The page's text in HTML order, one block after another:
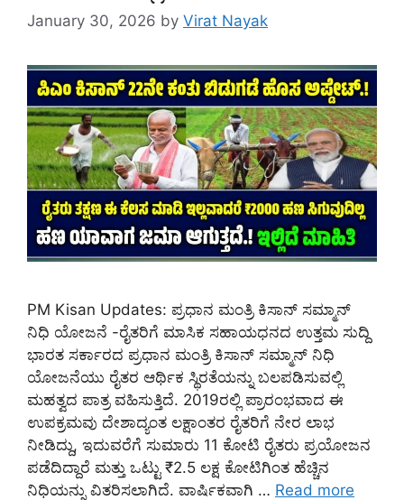
January 30, 2026 by Virat Nayak
PM Kisan Updates: ಪ್ರಧಾನ ಮಂತ್ರಿ ಕಿಸಾನ್ ಸಮ್ಮಾನ್
ನಿಧಿ ಯೋಜನೆ -ರೈತರಿಗೆ ಮಾಸಿಕ ಸಹಾಯಧನದ ಉತ್ತಮ ಸುದ್ದಿ
ಭಾರತ ಸರ್ಕಾರದ ಪ್ರಧಾನ ಮಂತ್ರಿ ಕಿಸಾನ್ ಸಮ್ಮಾನ್ ನಿಧಿ
ಯೋಜನೆಯು ರೈತರ ಆರ್ಥಿಕ ಸ್ಥಿರತೆಯನ್ನು ಬಲಪಡಿಸುವಲ್ಲಿ
ಮಹತ್ವದ ಪಾತ್ರ ವಹಿಸುತ್ತಿದೆ. 2019ರಲ್ಲಿ ಪ್ರಾರಂಭವಾದ ಈ
ಉಪಕ್ರಮವು ದೇಶಾದ್ಯಂತ ಲಕ್ಷಾಂತರ ರೈತರಿಗೆ ನೇರ ಲಾಭ
ನೀಡಿದ್ದು, ಇದುವರೆಗೆ ಸುಮಾರು 11 ಕೋಟಿ ರೈತರು ಪ್ರಯೋಜನ
ಪಡೆದಿದ್ದಾರೆ ಮತ್ತು ಒಟ್ಟು ₹2.5 ಲಕ್ಷ ಕೋಟಿಗಿಂತ ಹೆಚ್ಚಿನ
ನಿಧಿಯನ್ನು ವಿತರಿಸಲಾಗಿದೆ. ವಾರ್ಷಿಕವಾಗಿ … Read more